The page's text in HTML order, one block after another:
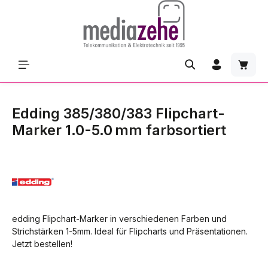
Edding 385/380/383 Flipchart-
Marker 1.0-5.0 mm farbsortiert
edding Flipchart-Marker in verschiedenen Farben und
Strichstärken 1-5mm. Ideal für Flipcharts und Präsentationen.
Jetzt bestellen!